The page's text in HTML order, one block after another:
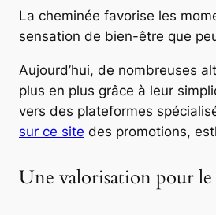
La cheminée favorise les
sensation de bien-être que
Aujourd’hui, de nombreuses
plus en plus grâce à leur
vers des plateformes
sur ce site des promotions,
Une valorisation pour